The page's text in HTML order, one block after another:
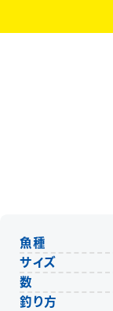
魚種
サイズ
数
釣り方